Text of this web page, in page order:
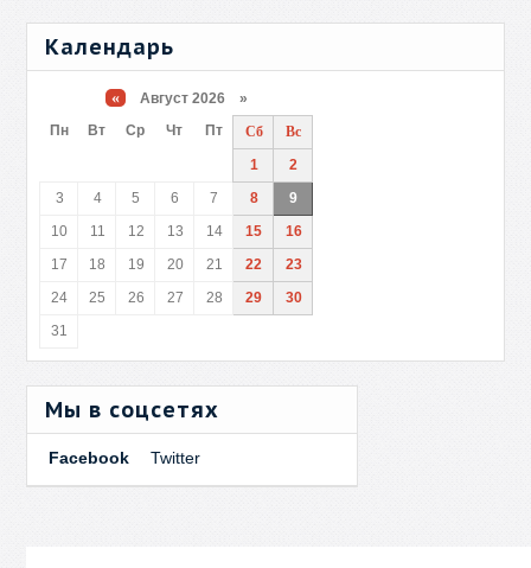
Календарь
« Август 2026 »
Пн
Вт Ср Чт Пт Сб
Вс
1
2
3
4 5 6 7 8
9
10
11 12 13 14 15
16
17
18 19 20 21 22
23
24
25 26 27 28 29
30
31
Мы в соцсетях
Facebook Twitter